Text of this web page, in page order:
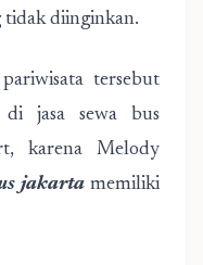
tidak diinginkan.
tersebut
jasa sewa bus
karena Melody
jakarta memiliki